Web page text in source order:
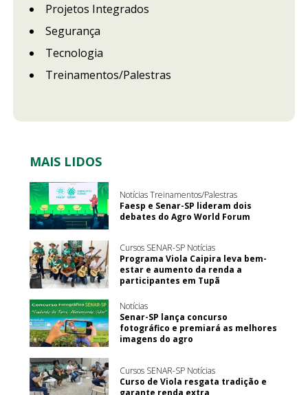
Projetos Integrados
Segurança
Tecnologia
Treinamentos/Palestras
MAIS LIDOS
Notícias Treinamentos/Palestras
Faesp e Senar-SP lideram dois
debates do Agro World Forum
Cursos SENAR-SP Notícias
Programa Viola Caipira leva bem-
estar e aumento da renda a
participantes em Tupã
Notícias
Senar-SP lança concurso
fotográfico e premiará as melhores
imagens do agro
Cursos SENAR-SP Notícias
Curso de Viola resgata tradição e
garante renda extra